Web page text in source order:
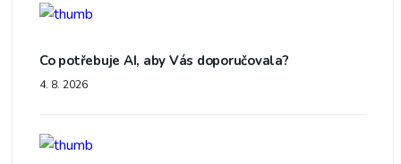
Co potřebuje AI, aby Vás doporučovala?
4. 8. 2026